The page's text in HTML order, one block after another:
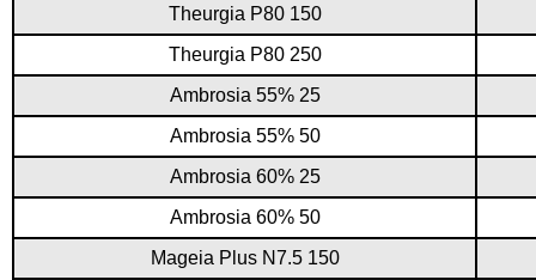
Theurgia P80 150
Theurgia P80 250
Ambrosia 55% 25
Ambrosia 55% 50
Ambrosia 60% 25
Ambrosia 60% 50
Mageia Plus N7.5 150